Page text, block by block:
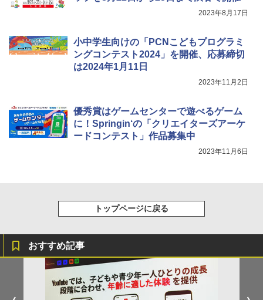
5
ット図鑑 (サンクチュアリ出版)
5 Fernrohr:実験用キャビネット
￥4,758
2023年8月17日
小中学生向けの「PCNこどもプログラミ
ングコンテスト2024」を開催、応募締切
は2024年1月11日
2023年11月2日
優秀賞はゲームセンターで遊べるゲーム
に！Springin‘の「クリエイターズアーケ
ードコンテスト」作品募集中
2023年11月6日
トップページに戻る
おすすめ記事